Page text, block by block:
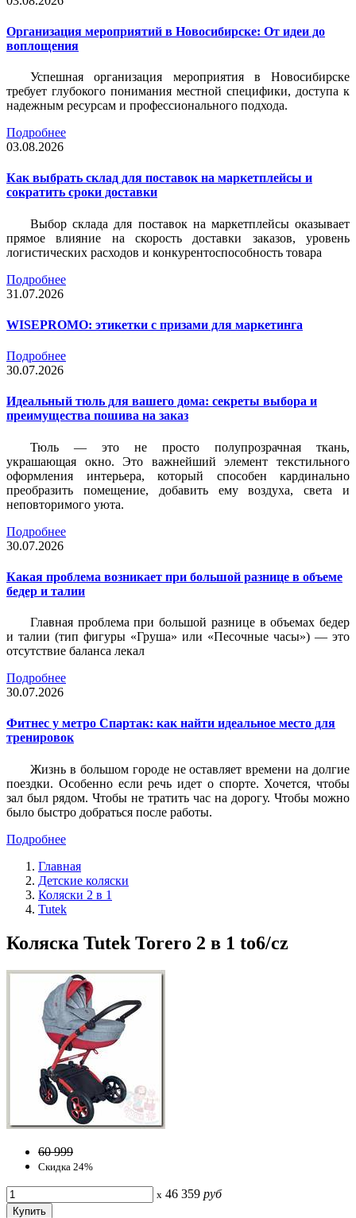
Организация мероприятий в Новосибирске: От идеи до
воплощения
Успешная организация мероприятия в Новосибирске
требует глубокого понимания местной специфики, доступа к
надежным ресурсам и профессионального подхода.
Подробнее
03.08.2026
Как выбрать склад для поставок на маркетплейсы и
сократить сроки доставки
Выбор склада для поставок на маркетплейсы оказывает
прямое влияние на скорость доставки заказов, уровень
логистических расходов и конкурентоспособность товара
Подробнее
31.07.2026
WISEPROMO: этикетки с призами для маркетинга
Подробнее
30.07.2026
Идеальный тюль для вашего дома: секреты выбора и
преимущества пошива на заказ
Тюль — это не просто полупрозрачная ткань,
украшающая окно. Это важнейший элемент текстильного
оформления интерьера, который способен кардинально
преобразить помещение, добавить ему воздуха, света и
неповторимого уюта.
Подробнее
30.07.2026
Какая проблема возникает при большой разнице в объеме
бедер и талии
Главная проблема при большой разнице в объемах бедер
и талии (тип фигуры «Груша» или «Песочные часы») — это
отсутствие баланса лекал
Подробнее
30.07.2026
Фитнес у метро Спартак: как найти идеальное место для
тренировок
Жизнь в большом городе не оставляет времени на долгие
поездки. Особенно если речь идет о спорте. Хочется, чтобы
зал был рядом. Чтобы не тратить час на дорогу. Чтобы можно
было быстро добраться после работы.
Подробнее
Главная
Детские коляски
Коляски 2 в 1
Tutek
Коляска Tutek Torero 2 в 1 to6/cz
60 999
Скидка 24%
x 46 359 руб